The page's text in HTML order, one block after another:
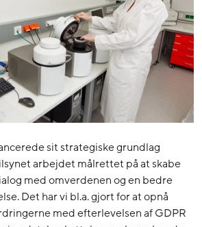
sit strategiske grundlag
arbejdet målrettet på at skabe
med omverdenen og en bedre
Det har vi bl.a. gjort for at opnå
med efterlevelsen af GDPR